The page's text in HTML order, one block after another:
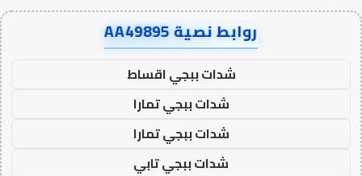
روابط نصية AA49895
شدات ببجي اقساط
شدات ببجي تمارا
شدات ببجي تمارا
شدات ببجي تابي